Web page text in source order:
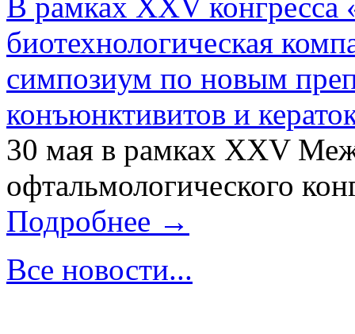
биотехнологическая
симпозиум по новым
конъюнктивитов и
30 мая в рамках XXV
офтальмологического
Подробнее →
Все новости...